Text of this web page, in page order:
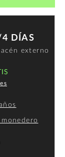
4 DÍAS
externo